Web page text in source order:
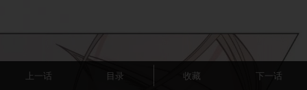
上一话 目录 收藏 下一话